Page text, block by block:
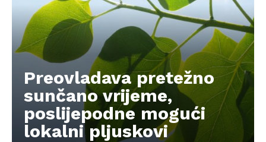
Preovladava pretežno
sunčano vrijeme,
poslijepodne mogući
lokalni pljuskovi